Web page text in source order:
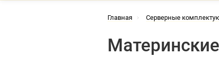
Главная Серверные